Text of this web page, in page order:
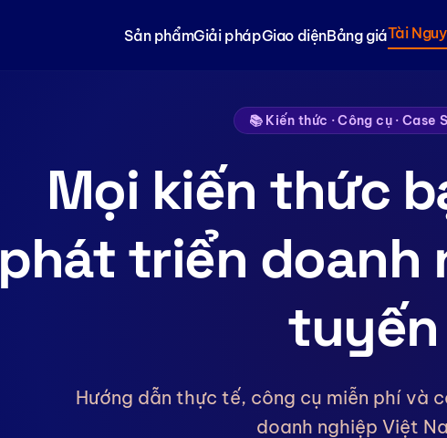
Sản phẩmGiải phápGiao diệnBảng giáTài
📚 Kiến thức · Công cụ · Case
Mọi kiến thức
phát triển doanh
tuyến
Hướng dẫn thực tế, công cụ miễn phí và
doanh nghiệp Việt